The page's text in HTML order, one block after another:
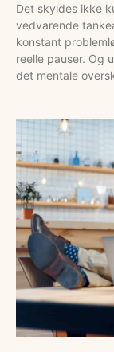
Det skyldes ikke
vedvarende
konstant
reelle pauser. Og
det mentale